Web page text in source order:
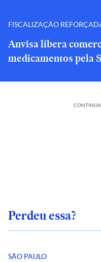
FISCALIZAÇÃO
Anvisa libera
medicamentos pela
CONTINUA
Perdeu essa?
SÃO PAULO